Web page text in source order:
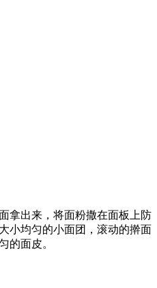
拿出来，将面粉撒在面板上防
小均匀的小面团，滚动的擀面
的面皮。